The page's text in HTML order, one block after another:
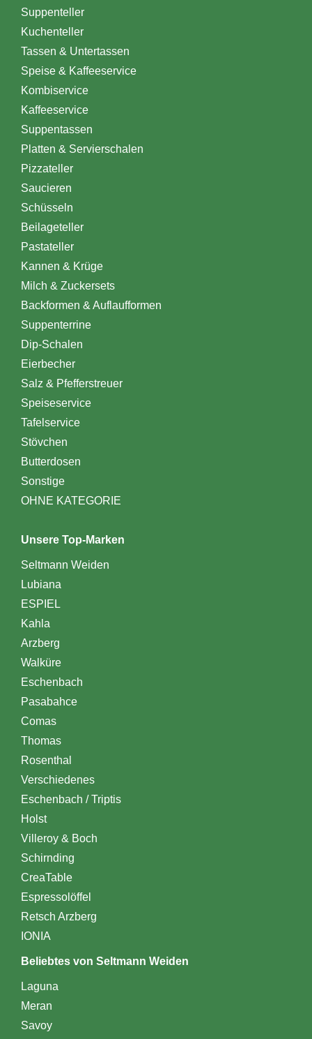
Suppenteller
Kuchenteller
Tassen & Untertassen
Speise & Kaffeeservice
Kombiservice
Kaffeeservice
Suppentassen
Platten & Servierschalen
Pizzateller
Saucieren
Schüsseln
Beilageteller
Pastateller
Kannen & Krüge
Milch & Zuckersets
Backformen & Auflaufformen
Suppenterrine
Dip-Schalen
Eierbecher
Salz & Pfefferstreuer
Speiseservice
Tafelservice
Stövchen
Butterdosen
Sonstige
OHNE KATEGORIE
Unsere Top-Marken
Seltmann Weiden
Lubiana
ESPIEL
Kahla
Arzberg
Walküre
Eschenbach
Pasabahce
Comas
Thomas
Rosenthal
Verschiedenes
Eschenbach / Triptis
Holst
Villeroy & Boch
Schirnding
CreaTable
Espressolöffel
Retsch Arzberg
IONIA
Beliebtes von Seltmann Weiden
Laguna
Meran
Savoy